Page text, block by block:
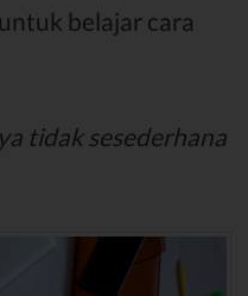
belajar cara
tidak sesederhana